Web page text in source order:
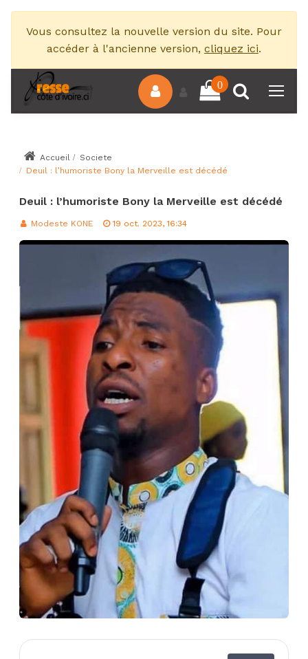
Vous consultez la nouvelle version du site. Pour
accéder à l'ancienne version, cliquez ici.
0
Accueil
Societe
Deuil : l’humoriste Bony la Merveille est décédé
Deuil : l’humoriste Bony la Merveille est décédé
Modeste KONE 19 oct. 2023, 16:34